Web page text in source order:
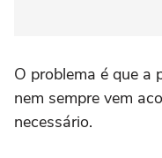
O problema é que a
nem sempre vem
necessário.